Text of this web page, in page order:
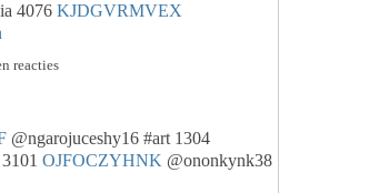
4076 KJDGVRMVEX
reacties
@ngarojuceshy16 #art 1304
OJFOCZYHNK @ononkynk38